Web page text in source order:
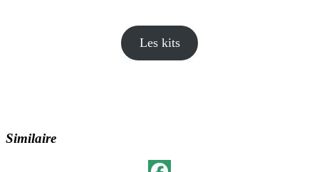
Les kits
Similaire